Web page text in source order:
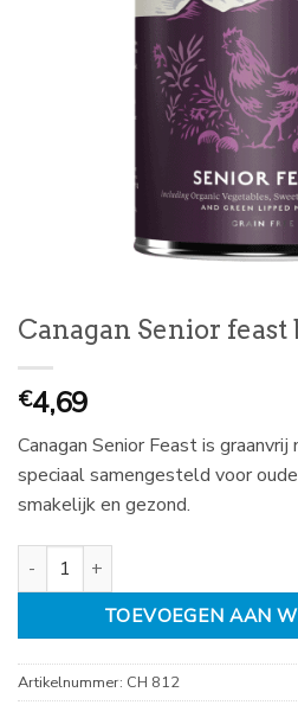
Canagan Senior
€4,69
Canagan Senior Feast is
speciaal samengesteld voor
smakelijk en gezond.
Canagan Senior feast blik 400gr
TOEVOEGEN AAN
Artikelnummer: CH 812